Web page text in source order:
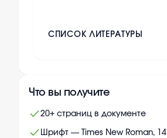
СПИСОК ЛИТЕРАТУРЫ
Что вы получите
20+ страниц в документе
Шрифт — Times New Roman, 14